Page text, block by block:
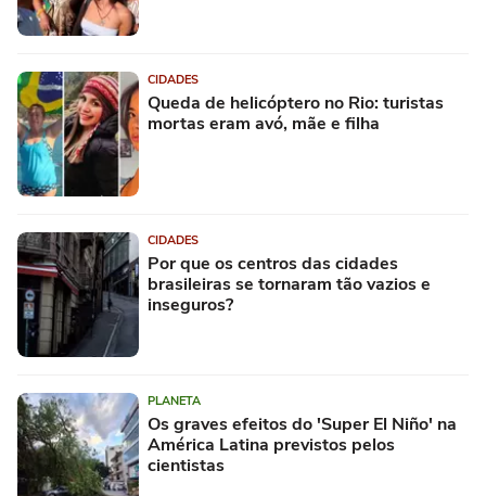
CIDADES
Queda de helicóptero no Rio: turistas
mortas eram avó, mãe e filha
CIDADES
Por que os centros das cidades
brasileiras se tornaram tão vazios e
inseguros?
PLANETA
Os graves efeitos do 'Super El Niño' na
América Latina previstos pelos
cientistas